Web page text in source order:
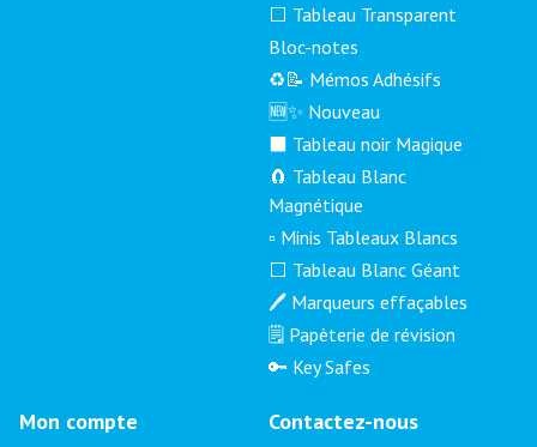
⬜ Tableau Transparent
Bloc-notes
♻️📝 Mémos Adhésifs
🆕✨ Nouveau
⬛ Tableau noir Magique
🧲 Tableau Blanc
Magnétique
▫️ Minis Tableaux Blancs
⬜ Tableau Blanc Géant
🖊️ Marqueurs effaçables
🗒️ Papèterie de révision
🔑 Key Safes
Mon compte Contactez-nous